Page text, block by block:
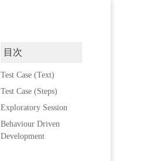
目次
Test Case (Text)
Test Case (Steps)
Exploratory Session
Behaviour Driven
Development